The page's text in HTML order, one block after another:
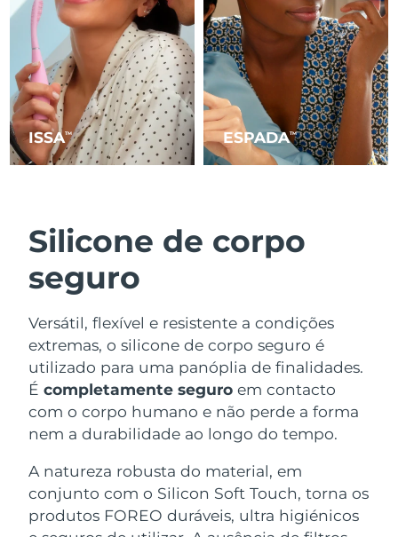
ISSATM ESPADATM
Silicone de corpo
seguro
Versátil, flexível e resistente a condições
extremas, o silicone de corpo seguro é
utilizado para uma panóplia de finalidades.
Écompletamente seguro em contacto
com o corpo humano e não perde a forma
nem a durabilidade ao longo do tempo.
A natureza robusta do material, em
conjunto com o Silicon Soft Touch, torna os
produtos FOREO duráveis, ultra higiénicos